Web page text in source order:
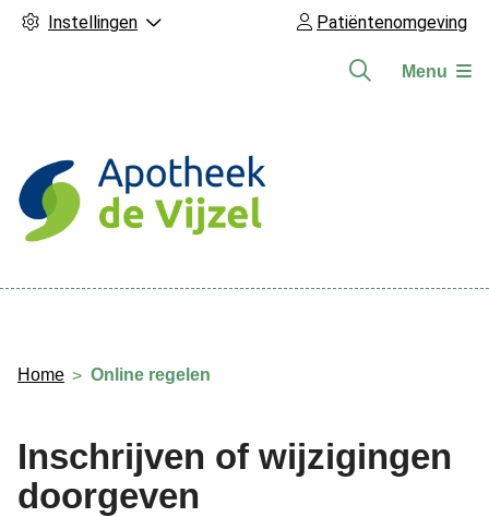
Instellingen Patiëntenomgeving
Menu
Home Online regelen
Inschrijven of wijzigingen
doorgeven